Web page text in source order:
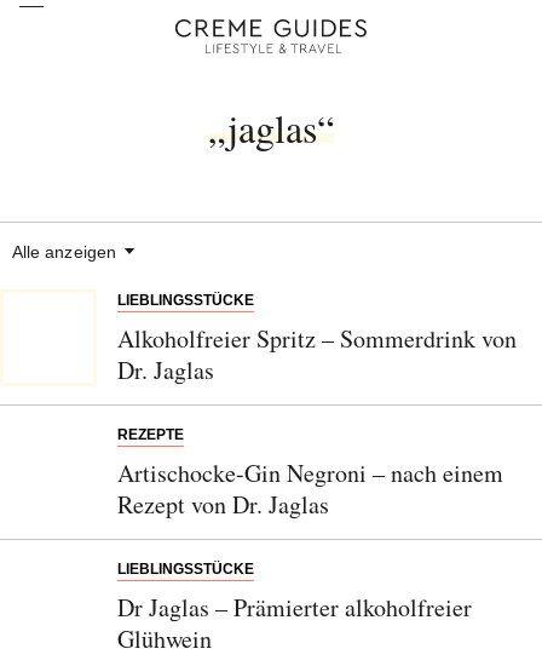
„jaglas“
Alle anzeigen
LIEBLINGSSTÜCKE
Alkoholfreier Spritz – Sommerdrink von
Dr. Jaglas
REZEPTE
Artischocke-Gin Negroni – nach einem
Rezept von Dr. Jaglas
LIEBLINGSSTÜCKE
Dr Jaglas – Prämierter alkoholfreier
Glühwein